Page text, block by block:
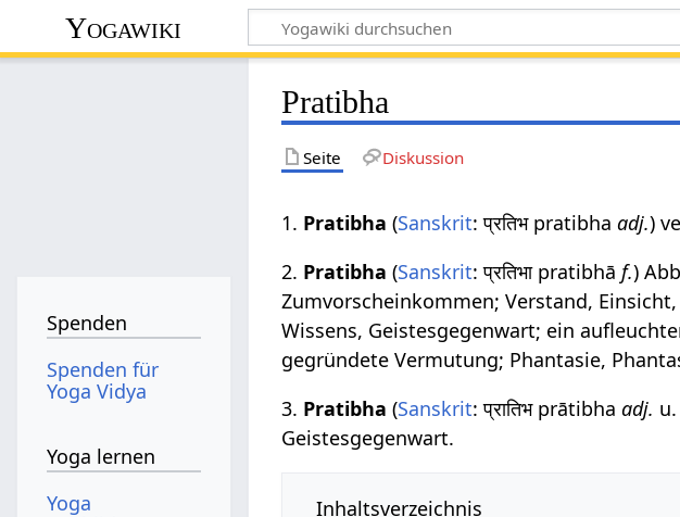
Yogawiki
Pratibha
Seite Diskussion
1. Pratibha (Sanskrit: प्रतिभ pratibhaadj.)
2. Pratibha (Sanskrit: प्रतिभा pratibhā f.)
Zumvorscheinkommen; Verstand,
Wissens, Geistesgegenwart; ein
gegründete Vermutung; Phantasie,
3. Pratibha (Sanskrit: प्रातिभ prātibhaadj.
Geistesgegenwart.
Inhaltsverzeichnis
Spenden
Spenden für
Yoga Vidya
Yoga lernen
Yoga